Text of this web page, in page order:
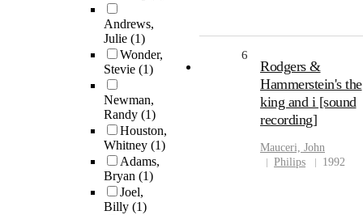
Andrews,
Julie (1)
Wonder,
Stevie (1)
Newman,
Randy (1)
Houston,
Whitney (1)
Adams,
Bryan (1)
Joel,
Billy (1)
6
Rodgers &
Hammerstein's the
king and i [sound
recording]
Mauceri, John
Philips
1992